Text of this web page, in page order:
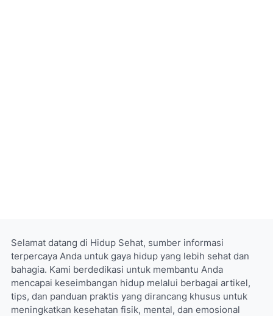
Selamat datang di Hidup Sehat, sumber informasi
terpercaya Anda untuk gaya hidup yang lebih sehat dan
bahagia. Kami berdedikasi untuk membantu Anda
mencapai keseimbangan hidup melalui berbagai artikel,
tips, dan panduan praktis yang dirancang khusus untuk
meningkatkan kesehatan fisik, mental, dan emosional